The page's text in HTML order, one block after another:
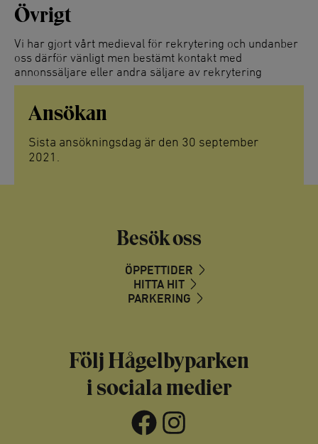
Övrigt
Vi har gjort vårt medieval för rekrytering och undanber
oss därför vänligt men bestämt kontakt med
annonssäljare eller andra säljare av rekrytering
Ansökan
Sista ansökningsdag är den 30 september
2021.
Besök oss
ÖPPETTIDER
HITTA HIT
PARKERING
Följ Hågelbyparken
i sociala medier
Facebook Instagram